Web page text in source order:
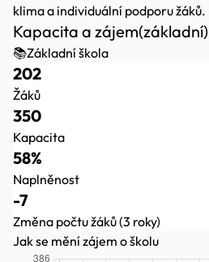
klima a individuální podporu žáků.
Kapacita a zájem(základní)
📚Základní škola
202
Žáků
350
Kapacita
58%
Naplněnost
-7
Změna počtu žáků (3 roky)
Jak se mění zájem o školu